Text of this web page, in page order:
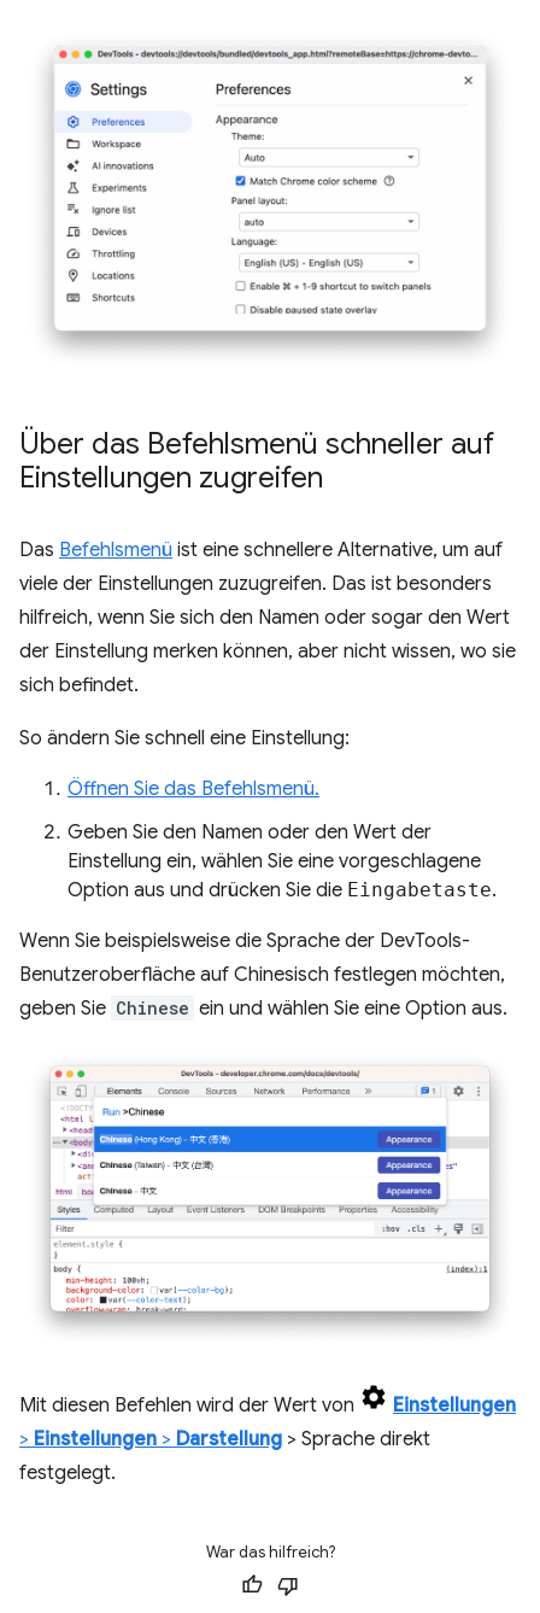
Über das Befehlsmenü schneller auf
Einstellungen zugreifen
Das Befehlsmenü ist eine schnellere Alternative, um auf
viele der Einstellungen zuzugreifen. Das ist besonders
hilfreich, wenn Sie sich den Namen oder sogar den Wert
der Einstellung merken können, aber nicht wissen, wo sie
sich befindet.
So ändern Sie schnell eine Einstellung:
Öffnen Sie das Befehlsmenü.
Geben Sie den Namen oder den Wert der
Einstellung ein, wählen Sie eine vorgeschlagene
Option aus und drücken Sie die Eingabetaste.
Wenn Sie beispielsweise die Sprache der DevTools-
Benutzeroberfläche auf Chinesisch festlegen möchten,
geben Sie Chinese ein und wählen Sie eine Option aus.
Mit diesen Befehlen wird der Wert von
Einstellungen
> Einstellungen > Darstellung > Sprache direkt
festgelegt.
War das hilfreich?